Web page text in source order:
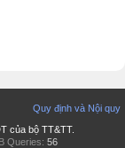
Quy định và Nội quy
của bộ TT&TT.
Queries: 56